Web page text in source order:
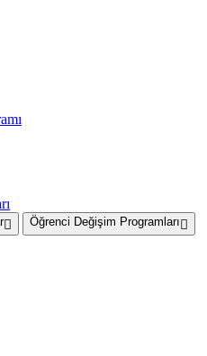
Öğrenci Değişim Programları